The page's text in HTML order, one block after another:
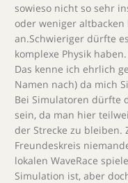
sowieso nicht so sehr
oder weniger
an.Schwieriger dürfte
komplexe Physik
Das kenne ich ehrlich
Namen nach) da mich
Bei Simulatoren dürfte
sein, da man hier
der Strecke zu bleiben.
Freundeskreis
lokalen WaveRace
Simulation ist, aber